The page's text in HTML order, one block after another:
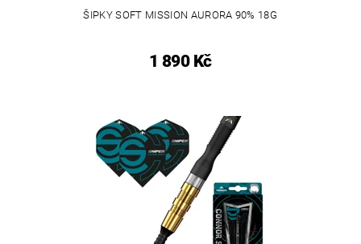
ŠIPKY SOFT MISSION AURORA 90% 18G
1 890 Kč